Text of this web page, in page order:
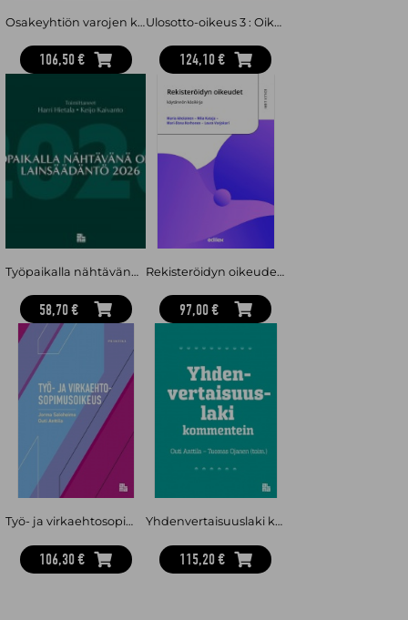
Osakeyhtiön varojen käyttö : Kuka päättää, kuka vastaa?
106,50 €
Ulosotto-oikeus 3 : Oikeussuojakeinot ja erityiset täytäntöönpanon lajit
124,10 €
Työpaikalla nähtävänä oltava lainsäädäntö 2026
58,70 €
Rekisteröidyn oikeudet : käytännön käsikirja
97,00 €
Työ- ja virkaehtosopimusoikeus
106,30 €
Yhdenvertaisuuslaki kommentein
115,20 €